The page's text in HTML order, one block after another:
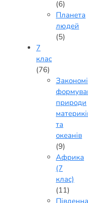
(6)
Планета
людей
(5)
7
клас
(76)
природи
та
океанів
(9)
Африка
(7
клас)
(11)